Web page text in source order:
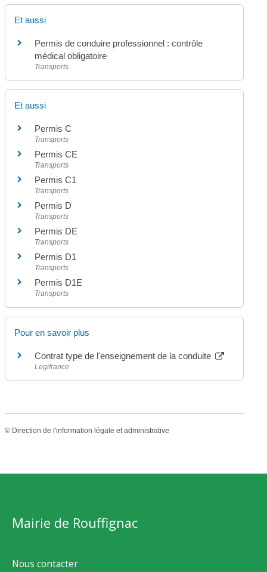
Et aussi
Permis de conduire professionnel : contrôle
médical obligatoire
Transports
Et aussi
Permis C
Transports
Permis CE
Transports
Permis C1
Transports
Permis D
Transports
Permis DE
Transports
Permis D1
Transports
Permis D1E
Transports
Pour en savoir plus
Contrat type de l'enseignement de la conduite
Legifrance
© Direction de l'information légale et administrative
Mairie de Rouffignac
Nous contacter